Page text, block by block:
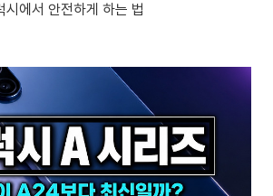
에서 안전하게 하는 법